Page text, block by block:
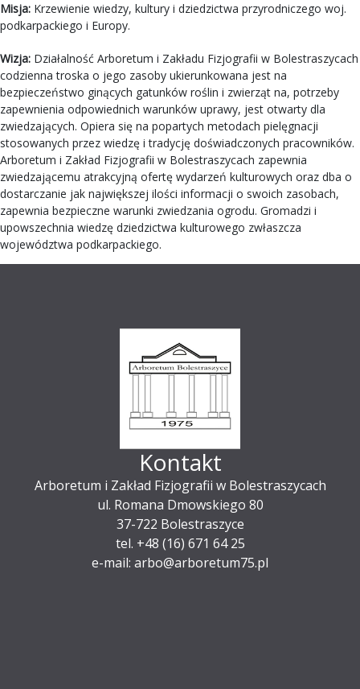
Misja: Krzewienie wiedzy, kultury i dziedzictwa przyrodniczego woj.
podkarpackiego i Europy.
Wizja: Działalność Arboretum i Zakładu Fizjografii w Bolestraszycach
codzienna troska o jego zasoby ukierunkowana jest na
bezpieczeństwo ginących gatunków roślin i zwierząt na, potrzeby
zapewnienia odpowiednich warunków uprawy, jest otwarty dla
zwiedzających. Opiera się na popartych metodach pielęgnacji
stosowanych przez wiedzę i tradycję doświadczonych pracowników.
Arboretum i Zakład Fizjografii w Bolestraszycach zapewnia
zwiedzającemu atrakcyjną ofertę wydarzeń kulturowych oraz dba o
dostarczanie jak największej ilości informacji o swoich zasobach,
zapewnia bezpieczne warunki zwiedzania ogrodu. Gromadzi i
upowszechnia wiedzę dziedzictwa kulturowego zwłaszcza
województwa podkarpackiego.
Kontakt
Arboretum i Zakład Fizjografii w Bolestraszycach
ul. Romana Dmowskiego 80
37-722 Bolestraszyce
tel. +48 (16) 671 64 25
e-mail: arbo@arboretum75.pl